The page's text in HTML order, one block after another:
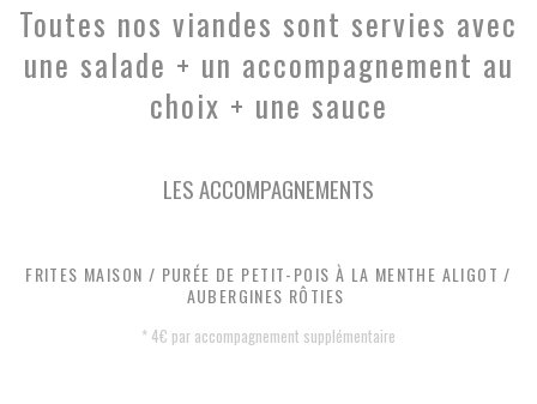
Toutes nos viandes sont servies avec
une salade + un accompagnement au
choix + une sauce
LES ACCOMPAGNEMENTS
FRITES MAISON / PURÉE DE PETIT-POIS À LA MENTHE ALIGOT /
AUBERGINES RÔTIES
* 4€ par accompagnement supplémentaire